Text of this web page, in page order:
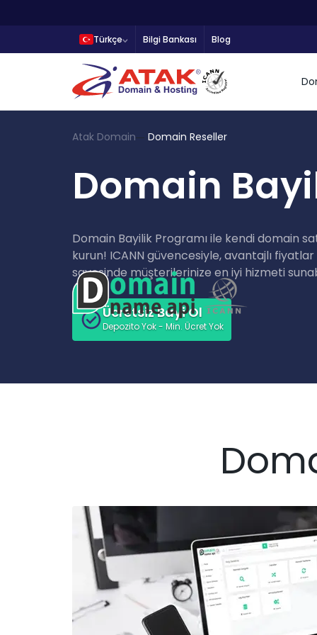
Türkçe Bilgi Bankası Blog
Atak Domain Domain Reseller
Domain
Domain Bayilik Programı ile kendi domain
kurun! ICANN güvencesiyle, avantajlı
sayesinde müşterilerinize en iyi hizmeti
Ücretsiz Bayi Ol
Depozito Yok - Min. Ücret Yok